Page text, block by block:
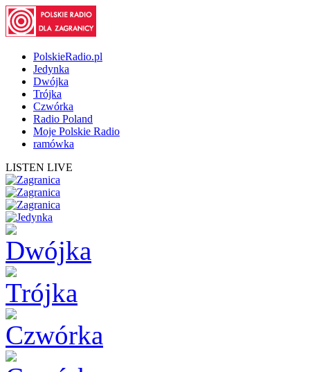
PolskieRadio.pl
Jedynka
Dwójka
Trójka
Czwórka
Radio Poland
Moje Polskie Radio
ramówka
LISTEN LIVE